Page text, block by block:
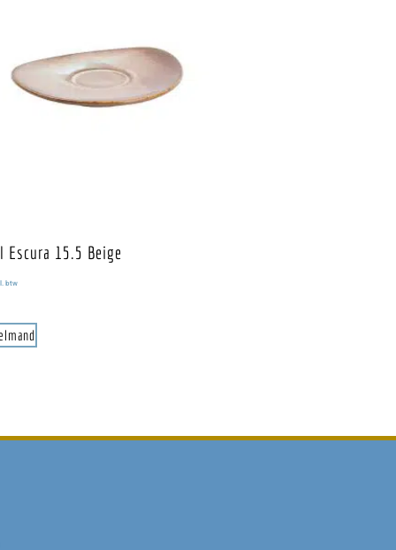
Escura 15.5 Beige
btw